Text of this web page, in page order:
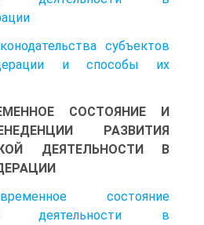
субъектов
и способы их
СОСТОЯНИЕ И
РАЗВИТИЯ
ДЕЯТЕЛЬНОСТИ В
состояние
деятельности в